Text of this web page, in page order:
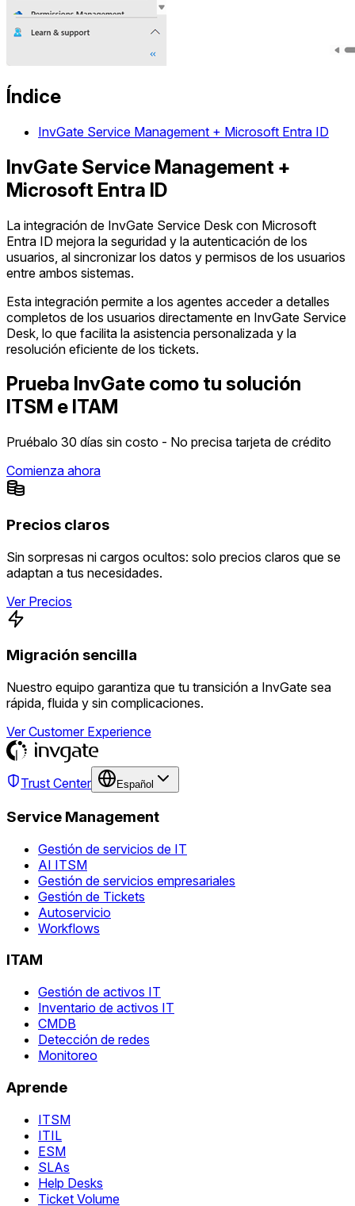
Índice
InvGate Service Management + Microsoft Entra ID
InvGate Service Management +
Microsoft Entra ID
La integración de InvGate Service Desk con Microsoft
Entra ID mejora la seguridad y la autenticación de los
usuarios, al sincronizar los datos y permisos de los usuarios
entre ambos sistemas.
Esta integración permite a los agentes acceder a detalles
completos de los usuarios directamente en InvGate Service
Desk, lo que facilita la asistencia personalizada y la
resolución eficiente de los tickets.
Prueba InvGate como tu solución
ITSM e ITAM
Pruébalo 30 días sin costo - No precisa tarjeta de crédito
Comienza ahora
Precios claros
Sin sorpresas ni cargos ocultos: solo precios claros que se
adaptan a tus necesidades.
Ver Precios
Migración sencilla
Nuestro equipo garantiza que tu transición a InvGate sea
rápida, fluida y sin complicaciones.
Ver Customer Experience
Trust Center Español
Service Management
Gestión de servicios de IT
AI ITSM
Gestión de servicios empresariales
Gestión de Tickets
Autoservicio
Workflows
ITAM
Gestión de activos IT
Inventario de activos IT
CMDB
Detección de redes
Monitoreo
Aprende
ITSM
ITIL
ESM
SLAs
Help Desks
Ticket Volume